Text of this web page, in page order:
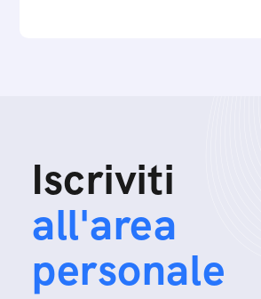
Iscriviti
all'area
personale